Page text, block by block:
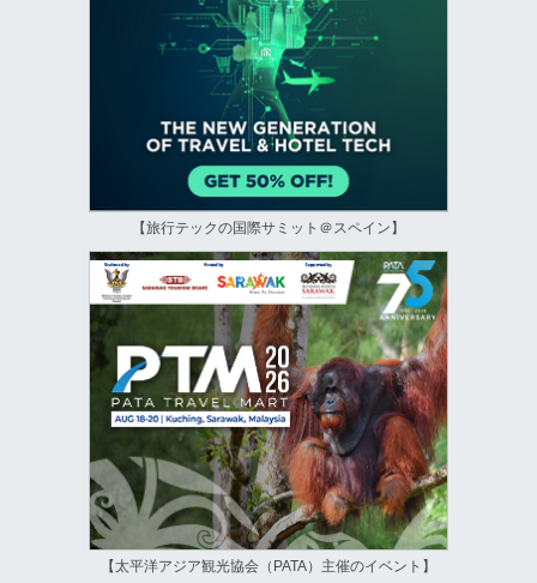
【旅行テックの国際サミット＠スペイン】
【太平洋アジア観光協会（PATA）主催のイベント】